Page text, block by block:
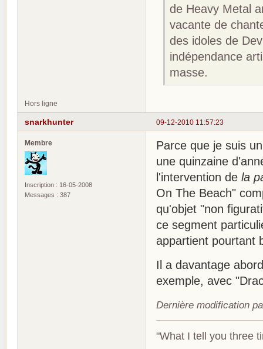
de Heavy Metal
vacante de
des idoles de
indépendance
masse.
Hors ligne
09-12-2010 11:57:23
snarkhunter
Membre
Inscription : 16-05-2008
Messages : 387
Parce que je suis
une quinzaine
l'intervention de la
On The Beach"
qu'objet "non
ce segment
appartient pourtant
Il a davantage
exemple, avec
Dernière modification
"What I tell you three